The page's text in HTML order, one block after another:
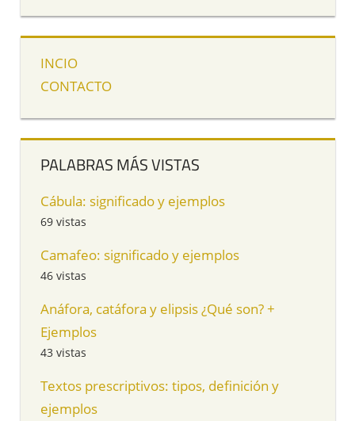
INCIO
CONTACTO
PALABRAS MÁS VISTAS
Cábula: significado y ejemplos
69 vistas
Camafeo: significado y ejemplos
46 vistas
Anáfora, catáfora y elipsis ¿Qué son? +
Ejemplos
43 vistas
Textos prescriptivos: tipos, definición y
ejemplos